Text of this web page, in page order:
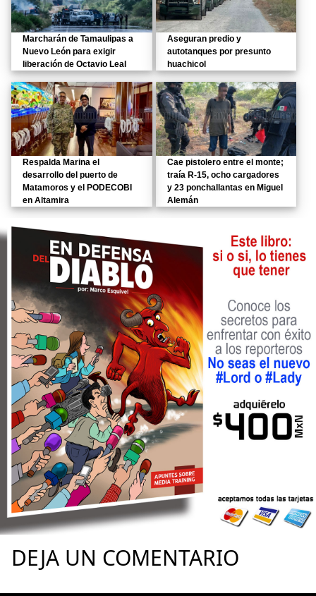
Marcharán de Tamaulipas a
Nuevo León para exigir
liberación de Octavio Leal
Aseguran predio y
autotanques por presunto
huachicol
Respalda Marina el
desarrollo del puerto de
Matamoros y el PODECOBI
en Altamira
Cae pistolero entre el monte;
traía R-15, ocho cargadores
y 23 ponchallantas en Miguel
Alemán
DEJA UN COMENTARIO